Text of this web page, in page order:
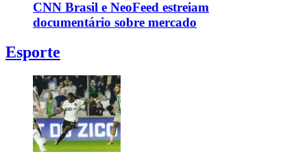
CNN Brasil e NeoFeed estreiam
documentário sobre mercado
Esporte